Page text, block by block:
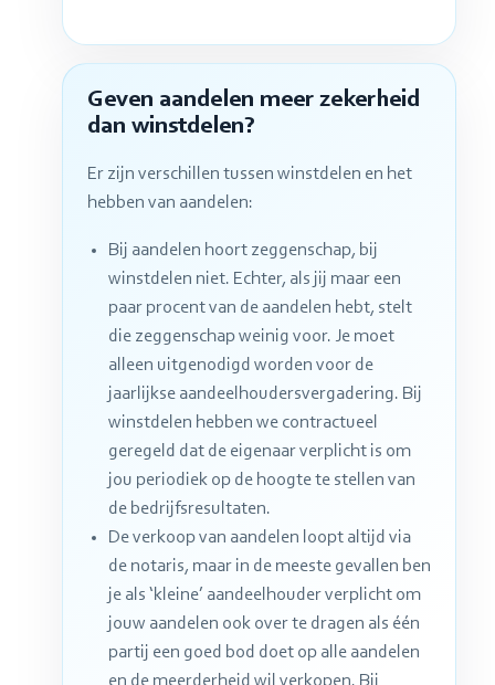
Geven aandelen meer zekerheid
dan winstdelen?
Er zijn verschillen tussen winstdelen en het
hebben van aandelen:
Bij aandelen hoort zeggenschap, bij
winstdelen niet. Echter, als jij maar een
paar procent van de aandelen hebt, stelt
die zeggenschap weinig voor. Je moet
alleen uitgenodigd worden voor de
jaarlijkse aandeelhoudersvergadering. Bij
winstdelen hebben we contractueel
geregeld dat de eigenaar verplicht is om
jou periodiek op de hoogte te stellen van
de bedrijfsresultaten.
De verkoop van aandelen loopt altijd via
de notaris, maar in de meeste gevallen ben
je als ‘kleine’ aandeelhouder verplicht om
jouw aandelen ook over te dragen als één
partij een goed bod doet op alle aandelen
en de meerderheid wil verkopen. Bij